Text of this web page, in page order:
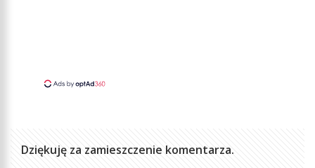
Dziękuję za zamieszczenie komentarza.